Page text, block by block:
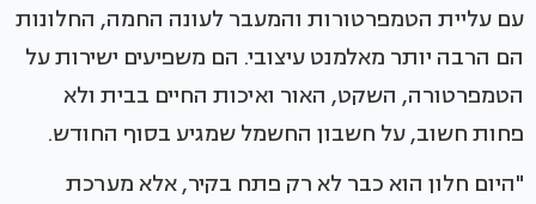
עם עליית הטמפרטורות והמעבר לעונה החמה, החלונות
הם הרבה יותר מאלמנט עיצובי. הם משפיעים ישירות על
הטמפרטורה, השקט, האור ואיכות החיים בבית ולא
פחות חשוב, על חשבון החשמל שמגיע בסוף החודש.
"היום חלון הוא כבר לא רק פתח בקיר, אלא מערכת